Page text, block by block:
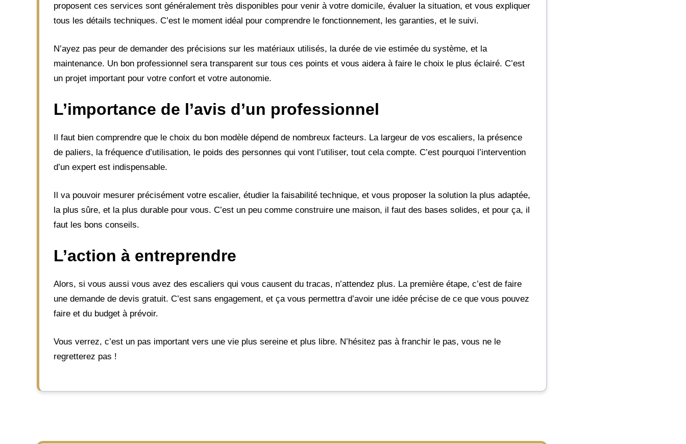
proposent ces services sont généralement très disponibles pour venir à votre domicile, évaluer la situation, et vous expliquer
tous les détails techniques. C’est le moment idéal pour comprendre le fonctionnement, les garanties, et le suivi.
N’ayez pas peur de demander des précisions sur les matériaux utilisés, la durée de vie estimée du système, et la
maintenance. Un bon professionnel sera transparent sur tous ces points et vous aidera à faire le choix le plus éclairé. C’est
un projet important pour votre confort et votre autonomie.
L’importance de l’avis d’un professionnel
Il faut bien comprendre que le choix du bon modèle dépend de nombreux facteurs. La largeur de vos escaliers, la présence
de paliers, la fréquence d’utilisation, le poids des personnes qui vont l’utiliser, tout cela compte. C’est pourquoi l’intervention
d’un expert est indispensable.
Il va pouvoir mesurer précisément votre escalier, étudier la faisabilité technique, et vous proposer la solution la plus adaptée,
la plus sûre, et la plus durable pour vous. C’est un peu comme construire une maison, il faut des bases solides, et pour ça, il
faut les bons conseils.
L’action à entreprendre
Alors, si vous aussi vous avez des escaliers qui vous causent du tracas, n’attendez plus. La première étape, c’est de faire
une demande de devis gratuit. C’est sans engagement, et ça vous permettra d’avoir une idée précise de ce que vous pouvez
faire et du budget à prévoir.
Vous verrez, c’est un pas important vers une vie plus sereine et plus libre. N’hésitez pas à franchir le pas, vous ne le
regretterez pas !